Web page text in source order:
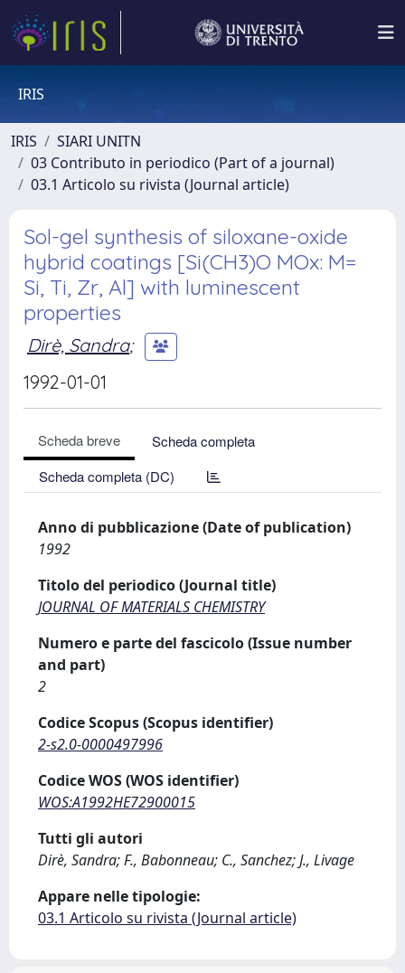
IRIS
IRIS
SIARI UNITN
03 Contributo in periodico (Part of a journal)
03.1 Articolo su rivista (Journal article)
Sol-gel synthesis of siloxane-oxide
hybrid coatings [Si(CH3)O MOx: M=
Si, Ti, Zr, Al] with luminescent
properties
Dirè, Sandra;
1992-01-01
Scheda breve
Scheda completa
Scheda completa (DC)
Anno di pubblicazione (Date of publication)
1992
Titolo del periodico (Journal title)
JOURNAL OF MATERIALS CHEMISTRY
Numero e parte del fascicolo (Issue number
and part)
2
Codice Scopus (Scopus identifier)
2-s2.0-0000497996
Codice WOS (WOS identifier)
WOS:A1992HE72900015
Tutti gli autori
Dirè, Sandra; F., Babonneau; C., Sanchez; J., Livage
Appare nelle tipologie:
03.1 Articolo su rivista (Journal article)